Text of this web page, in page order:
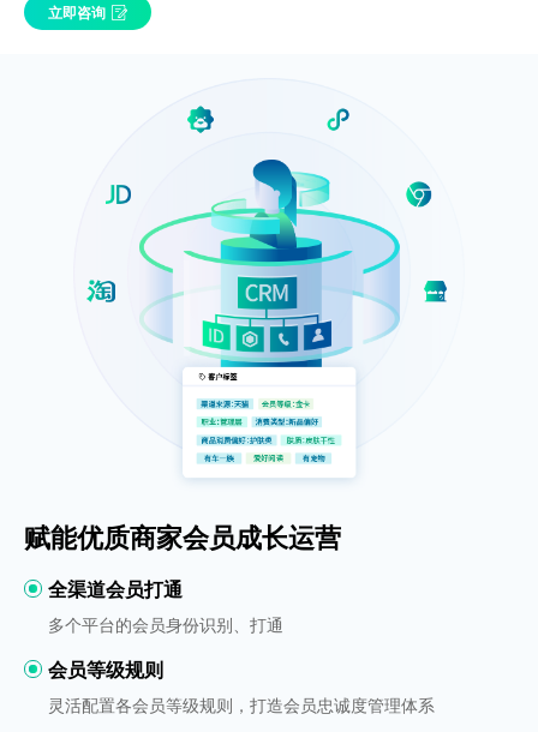
立即咨询
赋能优质商家会员成长运营
全渠道会员打通
多个平台的会员身份识别、打通
会员等级规则
灵活配置各会员等级规则，打造会员忠诚度管理体系